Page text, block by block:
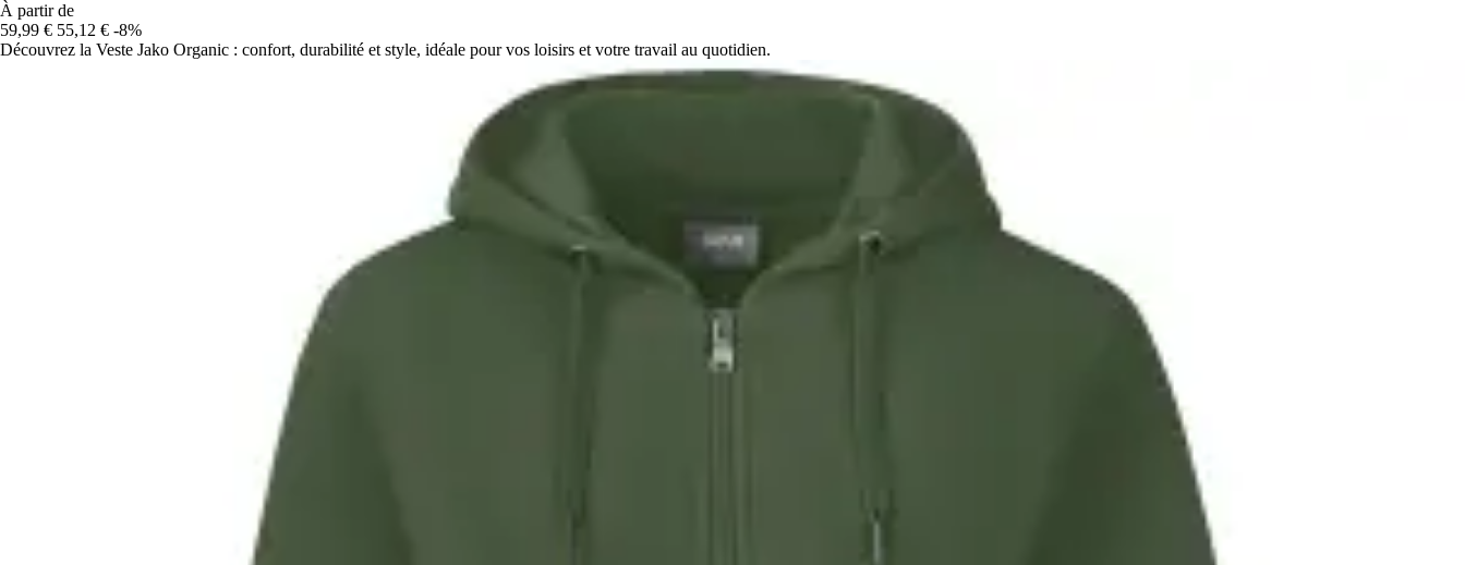
À partir de
59,99 € 55,12 € -8%
Découvrez la Veste Jako Organic : confort, durabilité et style, idéale pour vos loisirs et votre travail au quotidien.